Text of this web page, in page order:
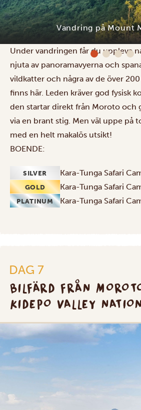
Kara-Tunga Safari
regionen i östra Uganda. Med sina
det på fantastiska vandringar och
kulturell upplevelse när du möter
Under vandringen får du uppleva
njuta av panoramavyerna och
vildkatter och några av de över
finns här. Leden kräver god fysisk
den startar direkt från Moroto och
via en brant stig. Men väl uppe på
med en helt makalös utsikt!
BOENDE:
SILVER Kara-Tunga Safari
GOLD Kara-Tunga Safari
PLATINUM Kara-Tunga Safari
DAG 7
BILFÄRD FRÅN
KIDEPO VALLEY